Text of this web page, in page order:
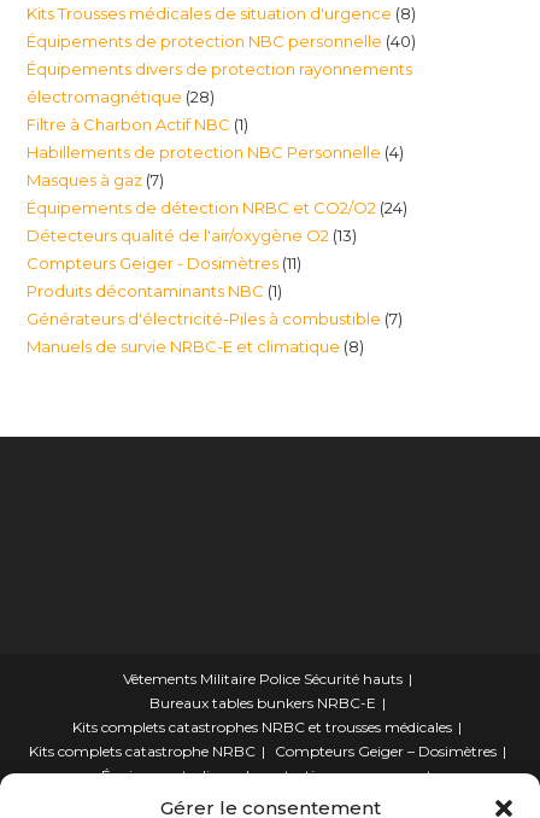
Gérer le consentement
produits
Kits Trousses médicales de situation d'urgence 88
produits
Équipements de protection NBC personnelle 4040
produits
Équipements divers de protection rayonnements
électromagnétique 2828
produits
Filtre à Charbon Actif NBC 11
produit
Habillements de protection NBC Personnelle 44
Masques à gaz 77
produits
Équipements de détection NRBC et CO2/O2 2424
Détecteurs qualité de l'air/oxygène O2 1313
Compteurs Geiger - Dosimètres 1111
Produits décontaminants NBC 11
produit
Générateurs d'électricité-Piles à combustible 77
Manuels de survie NRBC-E et climatique 88
Vêtements Militaire Police Sécurité hauts
Bureaux tables bunkers NRBC-E
Kits complets catastrophes NRBC et trousses médicales
Kits complets catastrophe NRBC
Compteurs Geiger – Dosimètres
Équipements divers de protection rayonnements
lits – Canapés escamotables